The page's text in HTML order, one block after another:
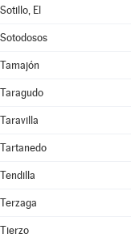
Sotillo, El
Sotodosos
Tamajón
Taragudo
Taravilla
Tartanedo
Tendilla
Terzaga
Tierzo